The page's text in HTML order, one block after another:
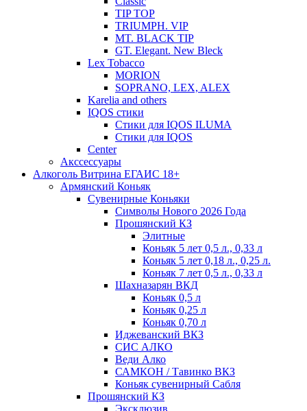
TIP TOP
TRIUMPH. VIP
MT. BLACK TIP
GT. Elegant. New Bleck
Lex Tobacco
MORION
SOPRANO, LEX, ALEX
Karelia and others
IQOS стики
Стики для IQOS ILUMA
Стики для IQOS
Сenter
Акссессуары
Алкоголь Витрина ЕГАИС 18+
Армянский Коньяк
Сувенирные Коньяки
Символы Нового 2026 Года
Прошянский КЗ
Элитные
Коньяк 5 лет 0,5 л., 0,33 л
Коньяк 5 лет 0,18 л., 0,25 л.
Коньяк 7 лет 0,5 л., 0,33 л
Шахназарян ВКД
Коньяк 0,5 л
Коньяк 0,25 л
Коньяк 0,70 л
Иджеванский ВКЗ
СИС АЛКО
Веди Алко
САМКОН / Тавинко ВКЗ
Коньяк сувенирный Сабля
Прошянский КЗ
Эксклюзив